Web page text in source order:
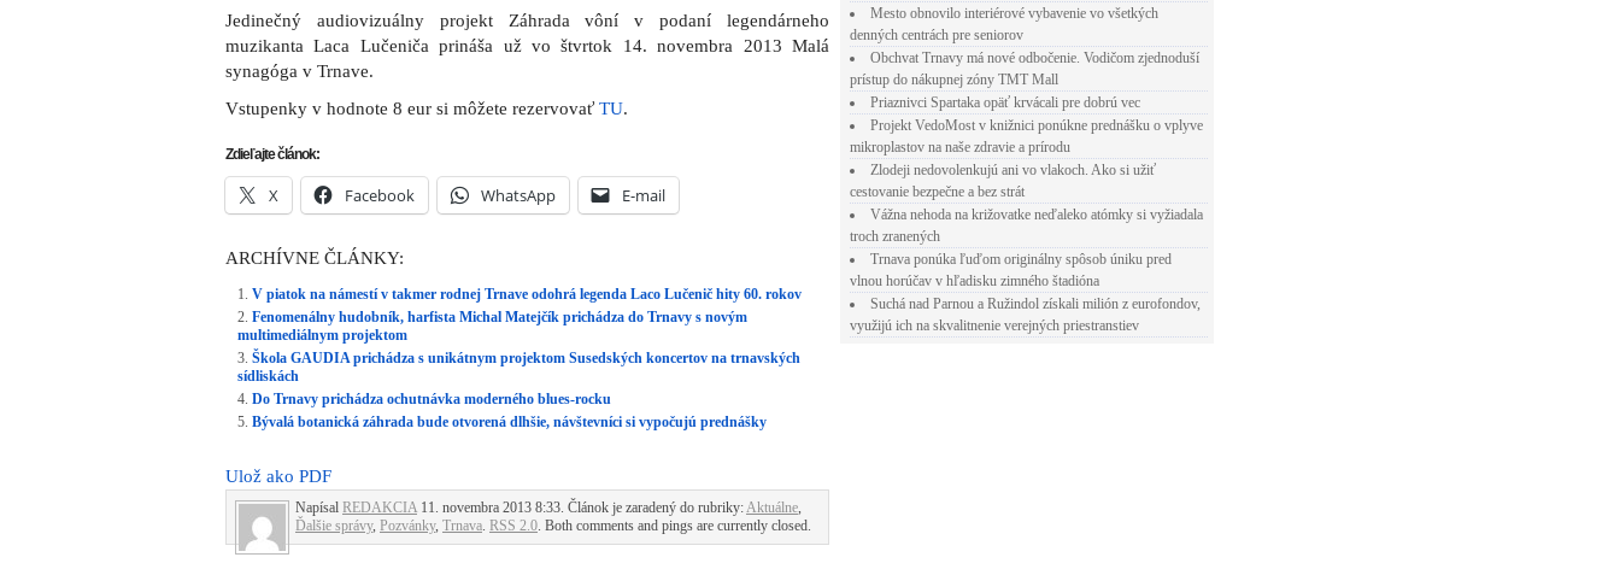
Jedinečný audiovizuálny projekt Záhrada vôní v podaní legendárneho
muzikanta Laca Lučeniča prináša už vo štvrtok 14. novembra 2013 Malá
synagóga v Trnave.
Vstupenky v hodnote 8 eur si môžete rezervovať TU.
Zdieľajte článok:
X Facebook WhatsApp E-mail
ARCHÍVNE ČLÁNKY:
V piatok na námestí v takmer rodnej Trnave odohrá legenda Laco Lučenič hity 60. rokov
Fenomenálny hudobník, harfista Michal Matejčík prichádza do Trnavy s novým
multimediálnym projektom
Škola GAUDIA prichádza s unikátnym projektom Susedských koncertov na trnavských
sídliskách
Do Trnavy prichádza ochutnávka moderného blues-rocku
Bývalá botanická záhrada bude otvorená dlhšie, návštevníci si vypočujú prednášky
Ulož ako PDF
Napísal REDAKCIA 11. novembra 2013 8:33. Článok je zaradený do rubriky:Aktuálne,
Ďalšie správy, Pozvánky, Trnava. RSS 2.0. Both comments and pings are currently closed.
Mesto obnovilo interiérové vybavenie vo všetkých
denných centrách pre seniorov
Obchvat Trnavy má nové odbočenie. Vodičom zjednoduší
prístup do nákupnej zóny TMT Mall
Priaznivci Spartaka opäť krvácali pre dobrú vec
Projekt VedoMost v knižnici ponúkne prednášku o vplyve
mikroplastov na naše zdravie a prírodu
Zlodeji nedovolenkujú ani vo vlakoch. Ako si užiť
cestovanie bezpečne a bez strát
Vážna nehoda na križovatke neďaleko atómky si vyžiadala
troch zranených
Trnava ponúka ľuďom originálny spôsob úniku pred
vlnou horúčav v hľadisku zimného štadióna
Suchá nad Parnou a Ružindol získali milión z eurofondov,
využijú ich na skvalitnenie verejných priestranstiev